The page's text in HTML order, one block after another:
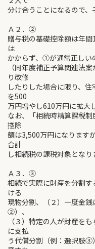
分け合うことになるので、
Ａ２．②
贈与税の基礎控除額は年
は
かからず、①が通常正しい
（同年度補正予算関連法
り改修
したりした場合に限り、
を500
万円増やし610万円に拡大
なお、「相続時精算課税
控除
額は3,500万円になります
合計
し相続税の課税対象となり
Ａ３．③
相続で実際に財産を分割
ける
現物分割、（２）一度金
②）、
（３）特定の人が財産を
に支払
う代償分割（例：選択肢③